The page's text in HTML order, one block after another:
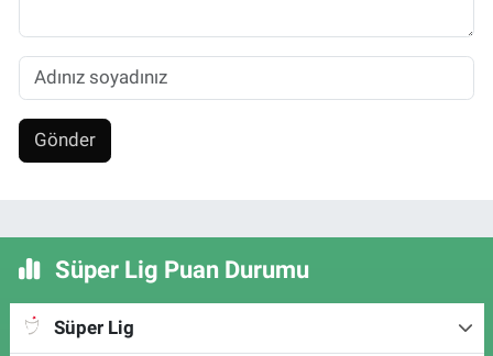
Gönder
Süper Lig Puan Durumu
Süper Lig